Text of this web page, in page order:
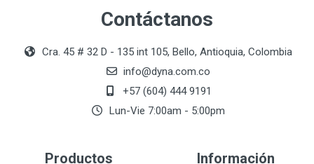
Contáctanos
Cra. 45 # 32 D - 135 int 105, Bello, Antioquia, Colombia
info@dyna.com.co
+57 (604) 444 9191
Lun-Vie 7:00am - 5:00pm
Productos Información